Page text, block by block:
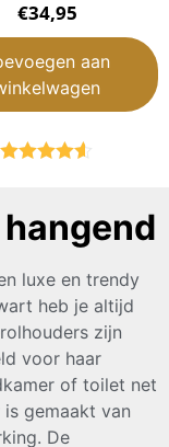
€34,95
aan
luxe en trendy
heb je altijd
zijn
voor haar
of toilet net
gemaakt van
De